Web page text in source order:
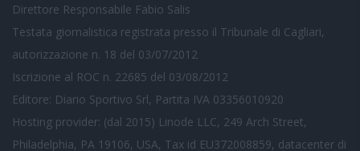
Direttore Responsabile Fabio Salis
Testata giornalistica registrata presso il Tribunale di Cagliari,
autorizzazione n. 18 del 03/07/2012
Iscrizione al ROC n. 22685 del 03/08/2012
Editore: Diario Sportivo Srl, Partita IVA 03356010920
Hosting provider: (dal 2015) Linode LLC, 249 Arch Street,
Philadelphia, PA 19106, USA, Tax id EU372008859, datacenter di